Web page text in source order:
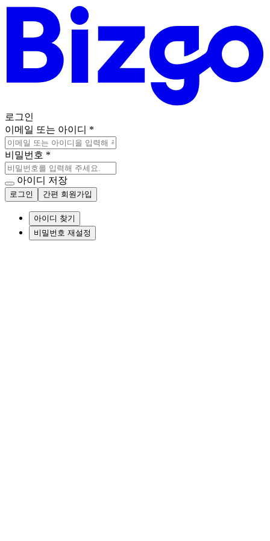
로그인
이메일 또는 아이디 *
비밀번호 *
아이디 저장
로그인 간편 회원가입
아이디 찾기
비밀번호 재설정